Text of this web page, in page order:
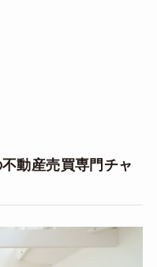
動産売買専門チャ